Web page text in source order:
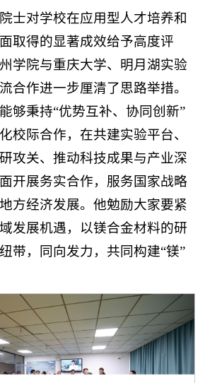
士对学校在应用型人才培养和
取得的显著成效给予高度评
学院与重庆大学、明月湖实验
合作进一步厘清了思路举措。
够秉持“优势互补、协同创新”
校际合作，在共建实验平台、
攻关、推动科技成果与产业深
开展务实合作，服务国家战略
方经济发展。他勉励大家要紧
发展机遇，以镁合金材料的研
带，同向发力，共同构建“镁”